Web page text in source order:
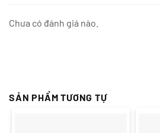
Chưa có đánh giá nào.
SẢN PHẨM TƯƠNG TỰ